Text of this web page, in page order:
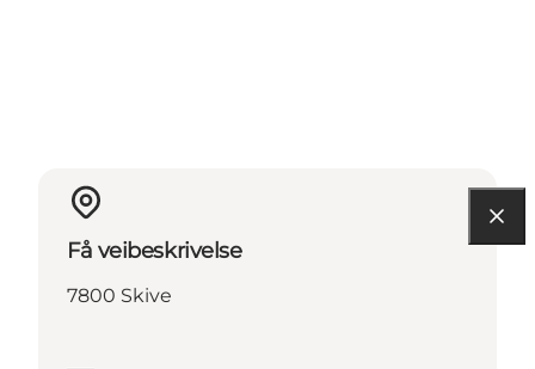
Få veibeskrivelse
7800 Skive